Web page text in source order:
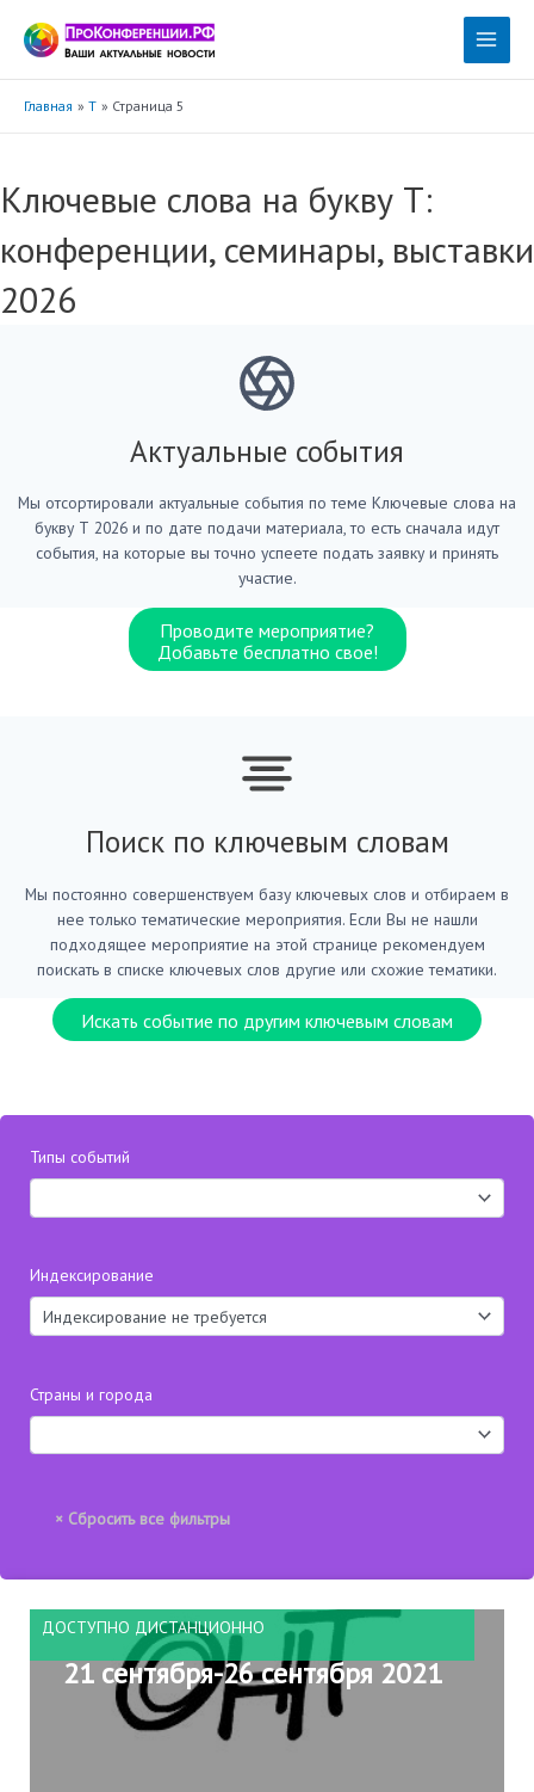
содержимому
Main
Главная Т Страница 5
Ключевые слова на букву Т:
конференции, семинары, выставки
2026
Актуальные события
Мы отсортировали актуальные события по теме Ключевые слова на
букву Т 2026 и по дате подачи материала, то есть сначала идут
события, на которые вы точно успеете подать заявку и принять
участие.
Проводите мероприятие?
Добавьте бесплатно свое!
Поиск по ключевым словам
Мы постоянно совершенствуем базу ключевых слов и отбираем в
нее только тематические мероприятия. Если Вы не нашли
подходящее мероприятие на этой странице рекомендуем
поискать в списке ключевых слов другие или схожие тематики.
Искать событие по другим ключевым словам
Типы событий
Индексирование
Страны и города
ДОСТУПНО ДИСТАНЦИОННО
21 сентября-26 сентября 2021